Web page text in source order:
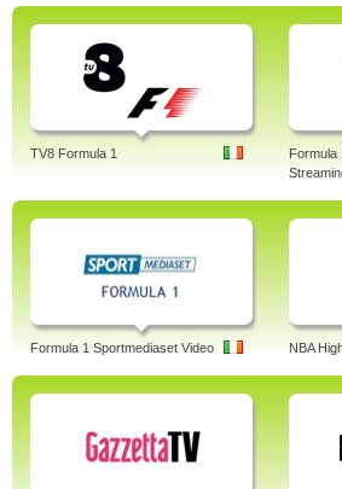
TV8 Formula 1
Formula
Formula 1 Sportmediaset Video NBA